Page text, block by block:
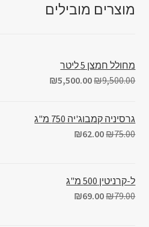
מוצרים מובילים
מחולל חמצן 5 ליטר
₪9,500.00
₪5,500.00
גרסיניה קמבוג'יה 750 מ"ג
₪75.00
₪62.00
ל-קרניטין 500 מ"ג
₪79.00
₪69.00